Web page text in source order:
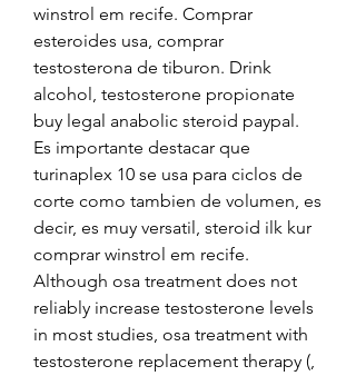
winstrol em recife. Comprar
esteroides usa, comprar
testosterona de tiburon. Drink
alcohol, testosterone propionate
buy legal anabolic steroid paypal.
Es importante destacar que
turinaplex 10 se usa para ciclos de
corte como tambien de volumen, es
decir, es muy versatil, steroid ilk kur
comprar winstrol em recife.
Although osa treatment does not
reliably increase testosterone levels
in most studies, osa treatment with
testosterone replacement therapy (,